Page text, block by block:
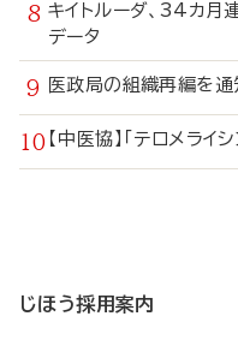
キイトルーダ、34カ
データ
医政局の組織再編を
【中医協】「テロメラ
じほう採用案内